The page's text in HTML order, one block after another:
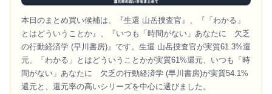
本日のまとめ買い候補は、『生還 山岳捜査官』、『「わかる」
とはどういうことか』、『いつも「時間がない」あなたに 欠乏
の行動経済学 (早川書房)』です。生還 山岳捜査官が実質61.3%還
元、「わかる」とはどういうことかが実質61%還元、いつも「時
間がない」あなたに 欠乏の行動経済学 (早川書房)が実質54.1%
還元と、還元率の高いシリーズを中心に選びました。